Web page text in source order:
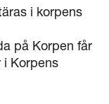
i korpens
på Korpen får
i Korpens